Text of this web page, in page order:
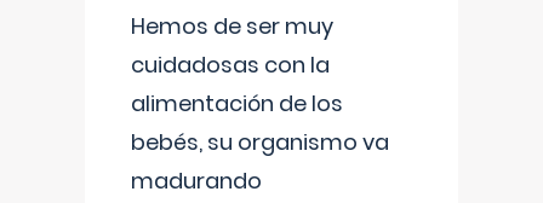
Hemos de ser muy
cuidadosas con la
alimentación de los
bebés, su organismo va
madurando